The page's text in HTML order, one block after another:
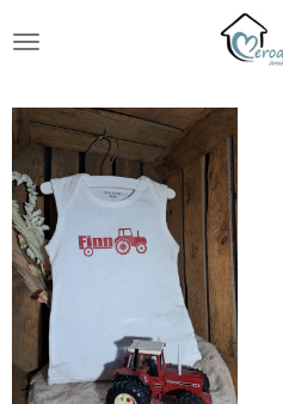
direct
de
hoofdinhoud